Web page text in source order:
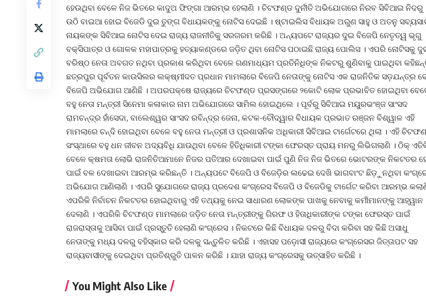
ହେଉଥିବା ବେଳେ ନିଜ ଭିତରେ କାଦୁଅ ଫିଙ୍ଗା ଆରମ୍ଭ ହେଲାଣି । ଚିଟଫଣ୍ଡ ଦୁର୍ନୀତି ଅଭିଯୋଗରେ ନିରବ ସିବିଆଇ ନିଦରୁ
ଉଠି ବାଇଆ ହୋଇ ବିଜେଡି ଦୁଇ ତୁଙ୍ଗ ବିଧାୟକଙ୍କୁ ନୋଟିସ ଦେଇଛି । ଷ୍ଟାଇଲିସ ବିଧାୟକ ଅରୁଣ ସାହୁ ଓ ଅତନୁ
ନାୟକଙ୍କ ସିବିଆଇ ନୋଟିସ ଦେଇ ରାଜ୍ୟ ରାଜନୀତିକୁ ସରଗରମ କରିଛି । ଅନ୍ୟପଟେ ରାଜ୍ୟର ଦୁଇ ବିଜେପି ନେତୃତ୍ୱ ଭୃଗୁ
ବକ୍ସିପାତ୍ର ଓ ଗୋଳକ ମହାପାତ୍ରକୁ ହତ୍ୟାକଣ୍ଡରେ ଜଡ଼ିତ ଥିବା ନୋଟିସ ପଠାଇଛି ରାଜ୍ୟ ପୋଲିସ । ଏପରି ନୋଟିସକୁ
ବରିଷ୍ଠ ନେତା ଅବଗତ ନଥିବା ପ୍ରକାଶ କରିଥିବା ବେଳେ ଗଣମାଧ୍ୟମ ପ୍ରତିନିଧିଙ୍କ ନିକଟରୁ ଶୁଣିବାକୁ ପାଇଥିବା
ଛତ୍ରପୁର ପୂର୍ବତନ କାଉସିଲର ଲକ୍ଷ୍ମୀଦତ ପ୍ରଧାନ ମାମଲାରେ ବିଜେପି ନେତାଙ୍କୁ ନୋଟିସ ଏକ ରାଜନିତିକ ସଡ଼ଯନ୍ତ୍ର
ବିଜେପି ଅଭିଯୋଗ ଆଣିଛି । ଅପରପକ୍ଷେ ରାଜ୍ୟରେ ଚିଟଫଣ୍ଡ ପ୍ରସଙ୍ଗରେ ୨କୋଟି ଲୋକ ପ୍ରଭାବିତ ହୋଇଥିବା
ବହୁ ନେତା ମନ୍ତ୍ରୀ ସିନେମା କଳାକାର ନାମ ଅଭିଯୋଗରେ ସାମିଲ ହୋଇଥିଲେ । ପୂର୍ବରୁ ସିବିଆଇ ମୟୁରଭଂଞ୍ଜ ସାଂସଦ
ରାମଚନ୍ଦ୍ର ହାଁସେଦା, ବାଲେଶ୍ୱର ସାଂସଦ ରବିନ୍ଦ୍ର ଜେନା, କଟକ-ଚୌଦ୍ୱାର ବିଧାୟକ ପ୍ରଭାତ ରଞ୍ଜନ ବିଶ୍ୱାଳ ଏହି
ମାମଲାରେ ଚନ୍ଦି ହୋଇଥିବା ବେଳେ ବହୁ ନେତା ମନ୍ତ୍ରୀ ଓ ପ୍ରଶାସନିକ ଅଧିକାରୀ ସିବିଆଇ ଟାର୍ଗେଟରେ ଥିଲା । ଏହି
ସଂସ୍ଥାରେ ବହୁ ଧନ ଜୀବନ ଅଦ୍ୟବିଧି ଯାଉଥିବା ବେଳେ ହିତିଧିକାରୀ ଟଙ୍କା ଫେରସ୍ତ ପ୍ରାୟ ମନରୁ ଲିଭିଗଲାଣି । ଠିକ୍
ବେଳେ କ୍ଷମତା ଲୋଭି ରାଜନିତିଆମାନେ ନିଜର ପତିଆର ଦେଖାଇବା ପାଇଁ ପୁଣି ନିଜ ନିଜ ଭିତରେ ଭୋଟରଙ୍କ ନିକଟତର
ପାଇଁ ବଳ ଦେଖାଇବା ଆରମ୍ଭ କରିଛନ୍ତି । ଅନ୍ୟପଟେ ବିଜେପି ଓ ବିଜେଡ଼ିର ଲଢେଇ ଦେଖି ଭାଗବାଂଟ ଛିଡ଼ୁନଥିବା
ଅଭିଯୋଗ ଆଣିଲାଣି । ଏପରି ସୁଯୋଗରେ ରାଜ୍ୟ ପ୍ରଦେଶ କଂଗ୍ରେସ ବିଜେପି ଓ ବିଜେଡିକୁ ଟାର୍ଗେଟ କରିବା ଆରମ୍ଭ
ଏପରିକି ନିର୍ବାଚନ ନିକଟତର ହୋଇଥିବାରୁ ଏହି ତଥ୍ୟକୁ ନେଇ ସାଧାରଣ ଲୋକଙ୍କ ପାଖକୁ ନେବାକୁ କର୍ମୀମାନଙ୍କୁ ଆହ୍ୱାନ
ଦେଲାଣି । ଏପରିକି ଚିଟଫଣ୍ଡ ମାମଲାରେ ଜଡ଼ିତ ନେତା ମନ୍ତ୍ରୀଙ୍କୁ ଗିରଫ ଓ ହିତାଧିକାରୀଙ୍କ ଟଙ୍କା ଫେରସ୍ତ ପାଇଁ
ରାଜରାସ୍ତାକୁ ଆସିବା ପାଇଁ ପ୍ରସ୍ତୁତି ହେଲାଣି କଂଗ୍ରେସ । ନିକଟରେ କିଛି ବିଧାୟକ ଦଳରୁ ବିଦା କରିବା ସହ କିଛି ଅସାଧୁ
ନେତାଙ୍କୁ ମଧ୍ୟ ଦଳରୁ ବହିସ୍କାର କରି ଦଳକୁ ସନ୍ତୁଳିତ କରିଛି । ଏହାସହ ପଡ଼ୋସୀ ରାଜ୍ୟରେ କଂଗ୍ରେସର ଜିତ୍ତାପଟ ସହ
ରାଜ୍ୟବାସୀଙ୍କୁ ଦେଇଥିବା ପ୍ରତିଶ୍ରୁତି ପାଳନ କରିଛି । ଯାହା ରାଜ୍ୟ କଂଗ୍ରେସକୁ ଉତ୍ସାହିତ କରିଛି ।
You Might Also Like